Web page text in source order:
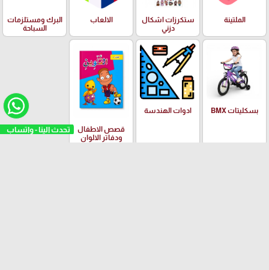
تحدث الينا - واتساب
الملتينة
ستكرزات اشكال
دزني
الالعاب
البرك ومستلزمات
السباحة
بسكليتات BMX ادوات الهندسة
قصص الاطفال
ودفاتر الالوان